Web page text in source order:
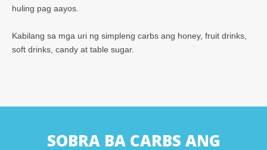
huling pag aayos.
Kabilang sa mga uri ng simpleng carbs ang honey, fruit drinks,
soft drinks, candy at table sugar.
SOBRA BA CARBS ANG